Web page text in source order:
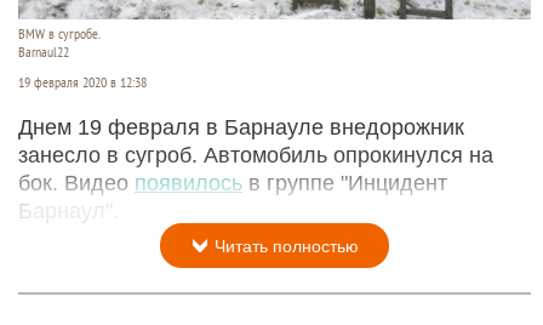
BMW в сугробе.
Barnaul22
19 февраля 2020 в 12:38
Днем 19 февраля в Барнауле внедорожник
занесло в сугроб. Автомобиль опрокинулся на
бок. Видео появилось в группе "Инцидент
Барнаул".
Читать полностью